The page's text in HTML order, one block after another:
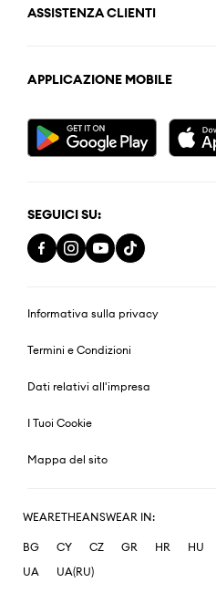
ASSISTENZA CLIENTI
APPLICAZIONE MOBILE
SEGUICI SU:
Informativa sulla privacy
Termini e Condizioni
Dati relativi all'impresa
I Tuoi Cookie
Mappa del sito
WEARETHEANSWEAR IN:
BG CY CZ GR HR HU
UA
UA(RU)